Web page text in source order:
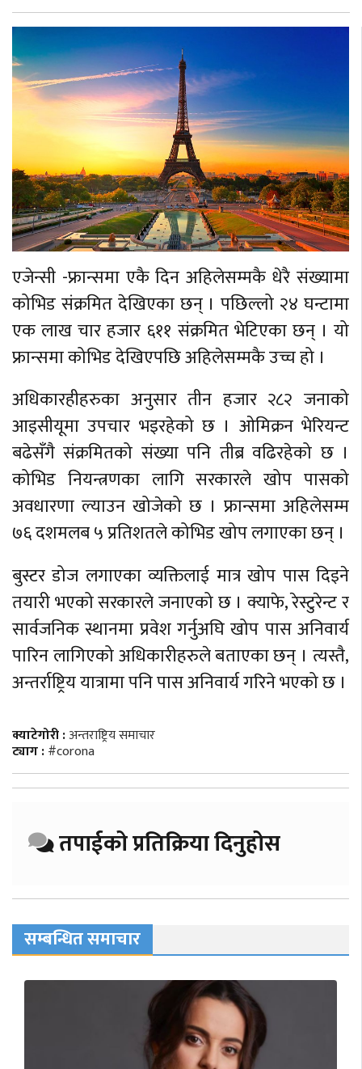
एजेन्सी -फ्रान्समा एकै दिन अहिलेसम्मकै धेरै संख्यामा
कोभिड संक्रमित देखिएका छन् । पछिल्लो २४ घन्टामा
एक लाख चार हजार ६११ संक्रमित भेटिएका छन् । यो
फ्रान्समा कोभिड देखिएपछि अहिलेसम्मकै उच्च हो ।
अधिकारहीहरुका अनुसार तीन हजार २८२ जनाको
आइसीयूमा उपचार भइरहेको छ । ओमिक्रन भेरियन्ट
बढेसँगै संक्रमितको संख्या पनि तीब्र वढिरहेको छ ।
कोभिड नियन्त्रणका लागि सरकारले खोप पासको
अवधारणा ल्याउन खोजेको छ । फ्रान्समा अहिलेसम्म
७६ दशमलब ५ प्रतिशतले कोभिड खोप लगाएका छन् ।
बुस्टर डोज लगाएका व्यक्तिलाई मात्र खोप पास दिइने
तयारी भएको सरकारले जनाएको छ । क्याफे, रेस्टुरेन्ट र
सार्वजनिक स्थानमा प्रवेश गर्नुअघि खोप पास अनिवार्य
पारिन लागिएको अधिकारीहरुले बताएका छन् । त्यस्तै,
अन्तर्राष्ट्रिय यात्रामा पनि पास अनिवार्य गरिने भएको छ ।
क्याटेगोरी :अन्तराष्ट्रिय समाचार
ट्याग :#corona
तपाईको प्रतिक्रिया दिनुहोस
सम्बन्धित समाचार